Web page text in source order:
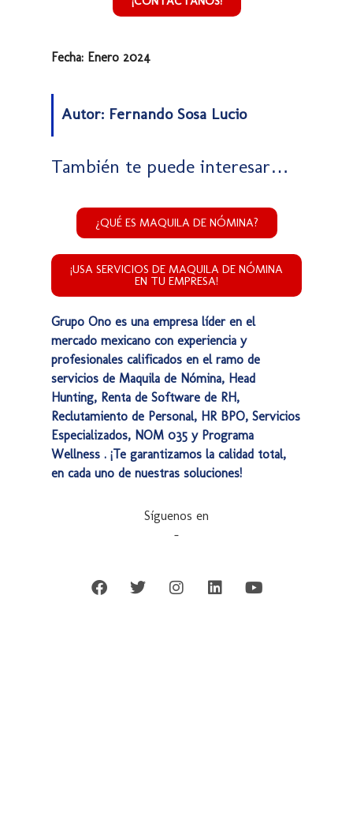
Fecha: Enero 2024
Autor: Fernando Sosa Lucio
También te puede interesar…
¿QUÉ ES MAQUILA DE NÓMINA?
¡USA SERVICIOS DE MAQUILA DE NÓMINA
EN TU EMPRESA!
Grupo Ono es una empresa líder en el
mercado mexicano con experiencia y
profesionales calificados en el ramo de
servicios de Maquila de Nómina, Head
Hunting, Renta de Software de RH,
Reclutamiento de Personal, HR BPO, Servicios
Especializados, NOM 035 y Programa
Wellness . ¡Te garantizamos la calidad total,
en cada uno de nuestras soluciones!
Síguenos en
–